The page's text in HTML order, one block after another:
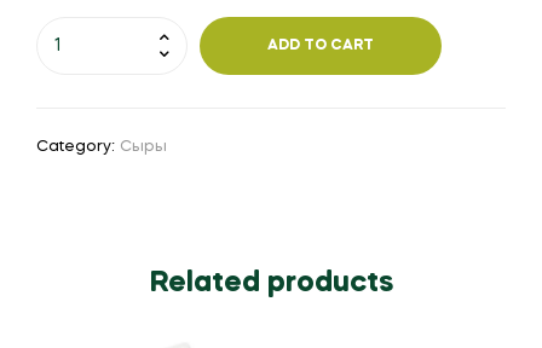
ADD TO CART
Category: Сыры
Related products